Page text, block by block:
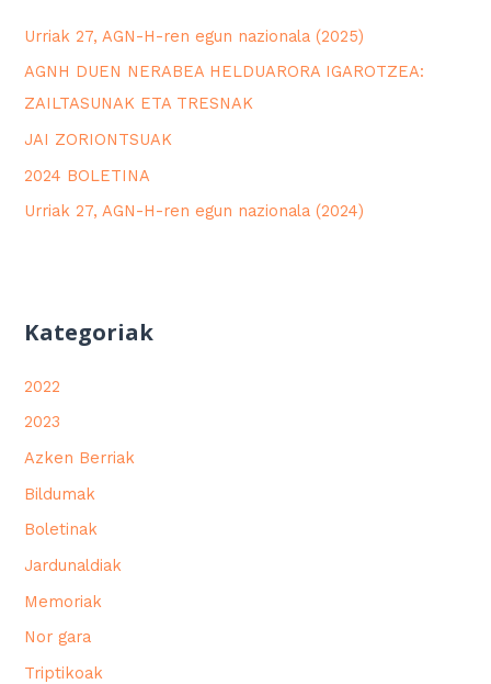
Urriak 27, AGN-H-ren egun nazionala (2025)
AGNH DUEN NERABEA HELDUARORA IGAROTZEA:
ZAILTASUNAK ETA TRESNAK
JAI ZORIONTSUAK
2024 BOLETINA
Urriak 27, AGN-H-ren egun nazionala (2024)
Kategoriak
2022
2023
Azken Berriak
Bildumak
Boletinak
Jardunaldiak
Memoriak
Nor gara
Triptikoak